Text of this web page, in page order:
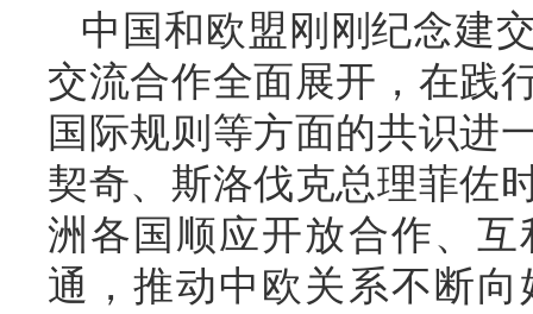
中国和欧盟刚刚纪念建
交流合作全面展开，在践
国际规则等方面的共识进
契奇、斯洛伐克总理菲佐
洲各国顺应开放合作、
通，推动中欧关系不断